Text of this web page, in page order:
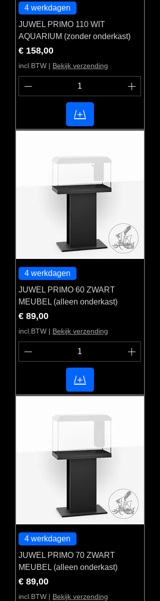
4 werkdagen
JUWEL PRIMO 110 WIT
AQUARIUM (zonder onderkast)
Prijs
€ 158,00
incl.BTW | Bekijk verzending
/+\
4 werkdagen
JUWEL PRIMO 60 ZWART
MEUBEL (alleen onderkast)
Prijs
€ 89,00
incl.BTW | Bekijk verzending
/+\
4 werkdagen
JUWEL PRIMO 70 ZWART
MEUBEL (alleen onderkast)
Prijs
€ 89,00
incl.BTW | Bekijk verzending